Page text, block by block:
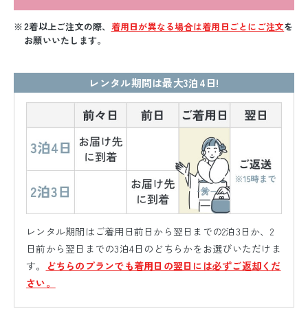
2着以上ご注文の際、 着用日が異なる場合は着用日ごとにご注文を
お願いいたします。
レンタル期間は最大3泊4日!
レンタル期間はご着用日前日から翌日までの2泊3日か、2
日前から翌日までの3泊4日のどちらかをお選びいただけま
す。
どちらのプランでも着用日の翌日には必ずご返却くだ
さい。